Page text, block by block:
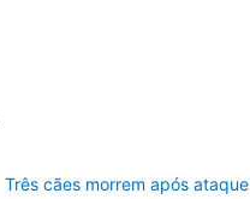
Três cães morrem após ataque